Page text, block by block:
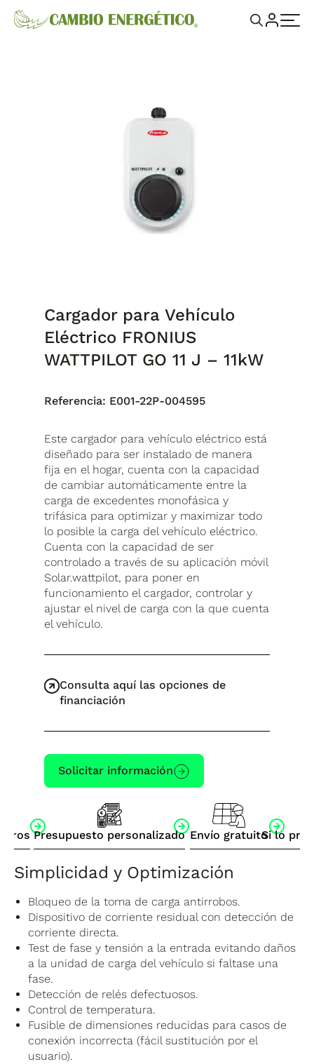
Cargador para Vehículo
Eléctrico FRONIUS
WATTPILOT GO 11 J – 11kW
Referencia: E001-22P-004595
Este cargador para vehículo eléctrico está
diseñado para ser instalado de manera
fija en el hogar, cuenta con la capacidad
de cambiar automáticamente entre la
carga de excedentes monofásica y
trifásica para optimizar y maximizar todo
lo posible la carga del vehículo eléctrico.
Cuenta con la capacidad de ser
controlado a través de su aplicación móvil
Solar.wattpilot, para poner en
funcionamiento el cargador, controlar y
ajustar el nivel de carga con la que cuenta
el vehículo.
Consulta aquí las opciones de
financiación
Solicitar información
Presupuesto personalizado Envío gratuitoSi lo
Simplicidad y Optimización
Bloqueo de la toma de carga antirrobos.
Dispositivo de corriente residual con detección de
corriente directa.
Test de fase y tensión a la entrada evitando daños
a la unidad de carga del vehículo si faltase una
fase.
Detección de relés defectuosos.
Control de temperatura.
Fusible de dimensiones reducidas para casos de
conexión incorrecta (fácil sustitución por el
usuario).